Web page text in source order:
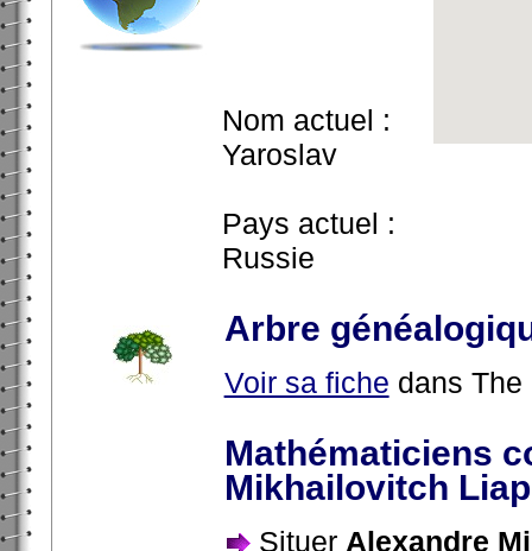
Nom actuel :
Yaroslav
Pays actuel :
Russie
Arbre
Voir sa fiche dans
Mathématiciens
Mikhailovitch
Situer Alexandre